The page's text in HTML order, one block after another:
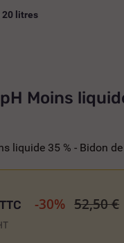
20 litres
Moins
liquide 35 % - Bidon
TTC -30% 52,50 €